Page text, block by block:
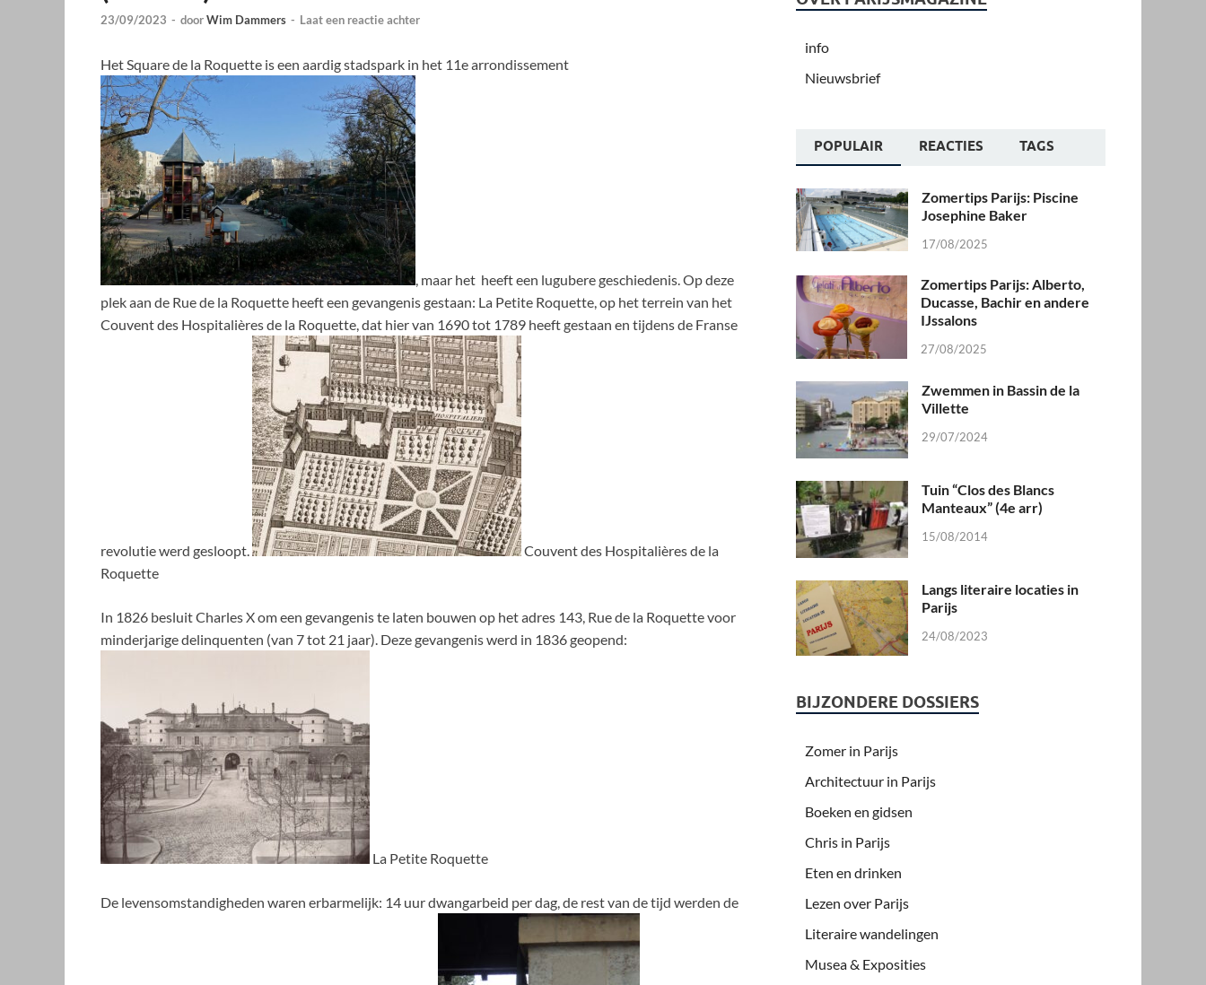
23/09/2023 - doorWim Dammers - Laat een reactie achter
Het Square de la Roquette is een aardig stadspark in het 11e arrondissement
, maar het heeft een lugubere geschiedenis. Op deze
plek aan de Rue de la Roquette heeft een gevangenis gestaan: La Petite Roquette, op het terrein van het
Couvent des Hospitalières de la Roquette, dat hier van 1690 tot 1789 heeft gestaan en tijdens de Franse
revolutie werd gesloopt.
Couvent des Hospitalières de la
Roquette
In 1826 besluit Charles X om een gevangenis te laten bouwen op het adres 143, Rue de la Roquette voor
minderjarige delinquenten (van 7 tot 21 jaar). Deze gevangenis werd in 1836 geopend:
La Petite Roquette
De levensomstandigheden waren erbarmelijk: 14 uur dwangarbeid per dag, de rest van de tijd werden de
info
Nieuwsbrief
POPULAIR REACTIES TAGS
Zomertips Parijs: Piscine
Josephine Baker
17/08/2025
Zomertips Parijs: Alberto,
Ducasse, Bachir en andere
IJssalons
27/08/2025
Zwemmen in Bassin de la
Villette
29/07/2024
Tuin “Clos des Blancs
Manteaux” (4e arr)
15/08/2014
Langs literaire locaties in
Parijs
24/08/2023
BIJZONDERE DOSSIERS
Zomer in Parijs
Architectuur in Parijs
Boeken en gidsen
Chris in Parijs
Eten en drinken
Lezen over Parijs
Literaire wandelingen
Musea & Exposities